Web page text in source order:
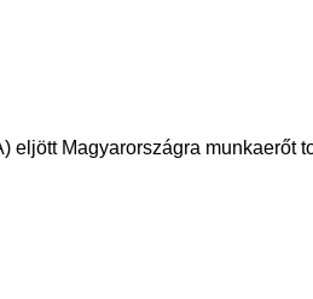
eljött Magyarországra munkaerőt